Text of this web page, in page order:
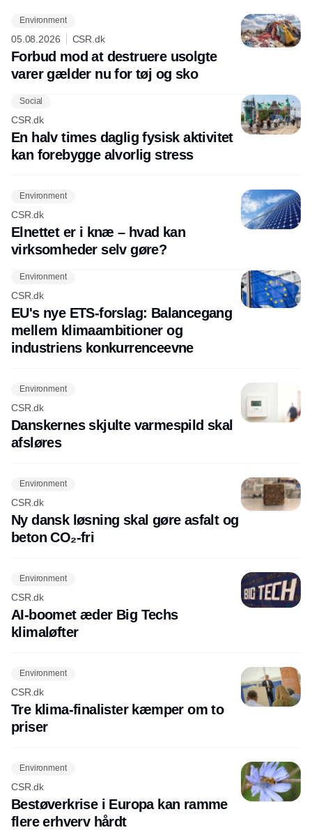
Environment
05.08.2026 CSR.dk
Forbud mod at destruere usolgte
varer gælder nu for tøj og sko
Social
CSR.dk
En halv times daglig fysisk aktivitet
kan forebygge alvorlig stress
Environment
CSR.dk
Elnettet er i knæ – hvad kan
virksomheder selv gøre?
Environment
CSR.dk
EU's nye ETS-forslag: Balancegang
mellem klimaambitioner og
industriens konkurrenceevne
Environment
CSR.dk
Danskernes skjulte varmespild skal
afsløres
Environment
CSR.dk
Ny dansk løsning skal gøre asfalt og
beton CO₂-fri
Environment
CSR.dk
AI-boomet æder Big Techs
klimaløfter
Environment
CSR.dk
Tre klima-finalister kæmper om to
priser
Environment
CSR.dk
Bestøverkrise i Europa kan ramme
flere erhverv hårdt